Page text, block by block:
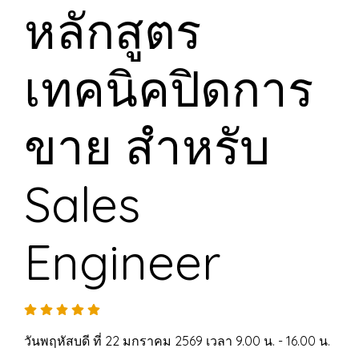
หลักสูตร
เทคนิคปิดการ
ขาย สำหรับ
Sales
Engineer
วันพฤหัสบดี ที่ 22 มกราคม 2569 เวลา 9.00 น. - 16.00 น.